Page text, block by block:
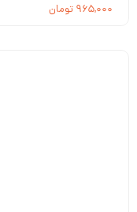
۹۶۵,۰۰۰ تومان